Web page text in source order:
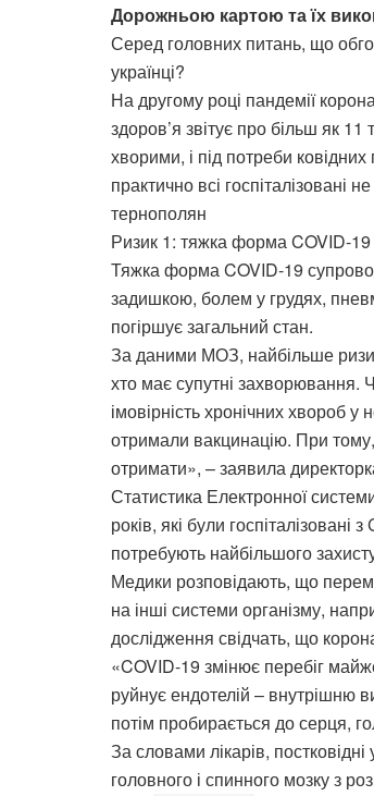
Дорожньою картою та їх
Серед головних питань, що
українці?
На другому році пандемії
здоров’я звітує про більш як
хворими, і під потреби
практично всі
тернополян
Ризик 1: тяжка форма COVID-19
Тяжка форма COVID-19
задишкою, болем у грудях,
погіршує загальний стан.
За даними МОЗ, найбільше
хто має супутні захворювання.
імовірність хронічних хвороб
отримали вакцинацію. При тому,
отримати», – заявила
Статистика Електронної
років, які були
потребують найбільшого
Медики розповідають, що
на інші системи організму,
дослідження свідчать, що
«COVID-19 змінює перебіг
руйнує ендотелій – внутрішню
потім пробирається до серця,
За словами лікарів,
головного і спинного мозку з